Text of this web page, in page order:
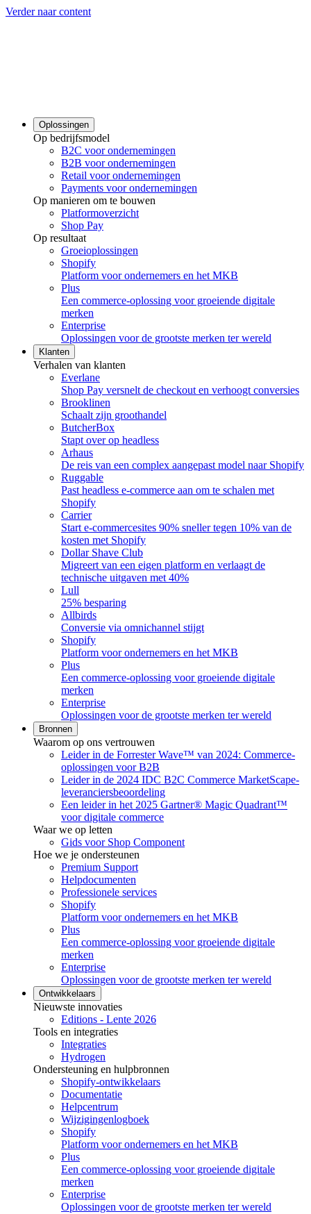
Verder naar content
Oplossingen
Op bedrijfsmodel
B2C voor ondernemingen
B2B voor ondernemingen
Retail voor ondernemingen
Payments voor ondernemingen
Op manieren om te bouwen
Platformoverzicht
Shop Pay
Op resultaat
Groeioplossingen
Shopify
Platform voor ondernemers en het MKB
Plus
Een commerce-oplossing voor groeiende digitale
merken
Enterprise
Oplossingen voor de grootste merken ter wereld
Klanten
Verhalen van klanten
Everlane
Shop Pay versnelt de checkout en verhoogt conversies
Brooklinen
Schaalt zijn groothandel
ButcherBox
Stapt over op headless
Arhaus
De reis van een complex aangepast model naar Shopify
Ruggable
Past headless e-commerce aan om te schalen met
Shopify
Carrier
Start e-commercesites 90% sneller tegen 10% van de
kosten met Shopify
Dollar Shave Club
Migreert van een eigen platform en verlaagt de
technische uitgaven met 40%
Lull
25% besparing
Allbirds
Conversie via omnichannel stijgt
Shopify
Platform voor ondernemers en het MKB
Plus
Een commerce-oplossing voor groeiende digitale
merken
Enterprise
Oplossingen voor de grootste merken ter wereld
Bronnen
Waarom op ons vertrouwen
Leider in de Forrester Wave™ van 2024: Commerce-
oplossingen voor B2B
Leider in de 2024 IDC B2C Commerce MarketScape-
leveranciersbeoordeling
Een leider in het 2025 Gartner® Magic Quadrant™
voor digitale commerce
Waar we op letten
Gids voor Shop Component
Hoe we je ondersteunen
Premium Support
Helpdocumenten
Professionele services
Shopify
Platform voor ondernemers en het MKB
Plus
Een commerce-oplossing voor groeiende digitale
merken
Enterprise
Oplossingen voor de grootste merken ter wereld
Ontwikkelaars
Nieuwste innovaties
Editions - Lente 2026
Tools en integraties
Integraties
Hydrogen
Ondersteuning en hulpbronnen
Shopify-ontwikkelaars
Documentatie
Helpcentrum
Wijzigingenlogboek
Shopify
Platform voor ondernemers en het MKB
Plus
Een commerce-oplossing voor groeiende digitale
merken
Enterprise
Oplossingen voor de grootste merken ter wereld